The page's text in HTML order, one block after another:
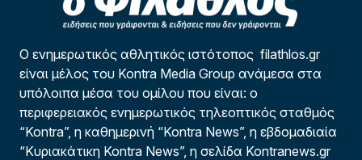
Ο ενημερωτικός αθλητικός ιστότοπος filathlos.gr
είναι μέλος του Kontra Media Group ανάμεσα στα
υπόλοιπα μέσα του ομίλου που είναι: ο
περιφερειακός ενημερωτικός τηλεοπτικός σταθμός
“Kontra”, η καθημερινή “Kontra News”, η εβδομαδιαία
“Κυριακάτικη Kontra News”, η σελίδα Kontranews.gr